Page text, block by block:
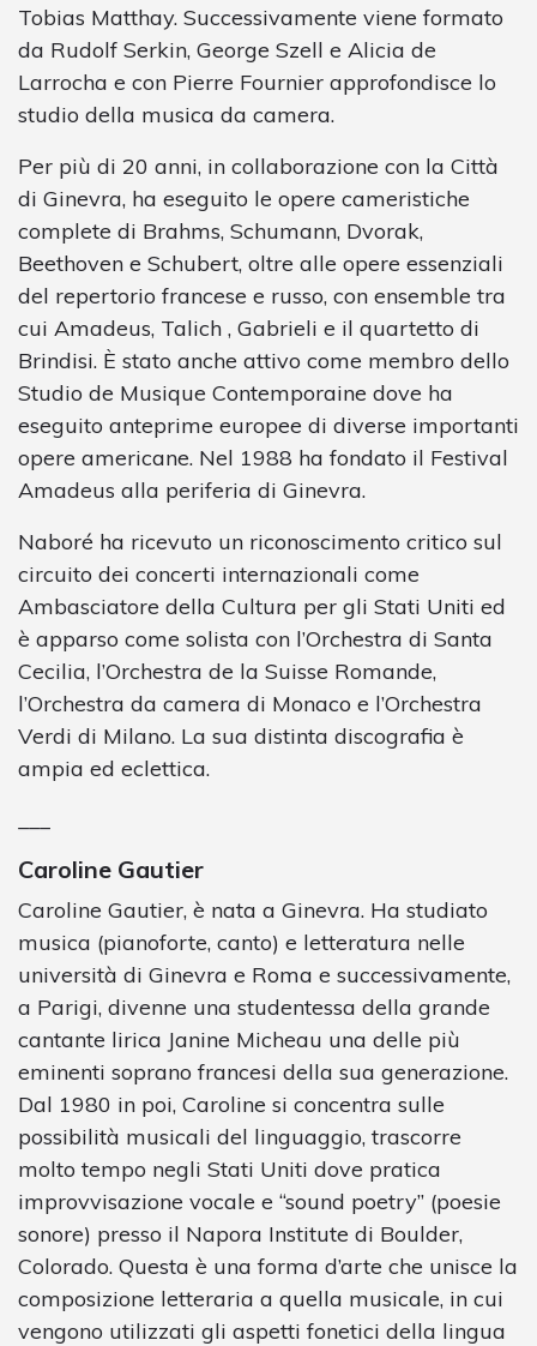
Tobias Matthay. Successivamente viene formato
da Rudolf Serkin, George Szell e Alicia de
Larrocha e con Pierre Fournier approfondisce lo
studio della musica da camera.
Per più di 20 anni, in collaborazione con la Città
di Ginevra, ha eseguito le opere cameristiche
complete di Brahms, Schumann, Dvorak,
Beethoven e Schubert, oltre alle opere essenziali
del repertorio francese e russo, con ensemble tra
cui Amadeus, Talich , Gabrieli e il quartetto di
Brindisi. È stato anche attivo come membro dello
Studio de Musique Contemporaine dove ha
eseguito anteprime europee di diverse importanti
opere americane. Nel 1988 ha fondato il Festival
Amadeus alla periferia di Ginevra.
Naboré ha ricevuto un riconoscimento critico sul
circuito dei concerti internazionali come
Ambasciatore della Cultura per gli Stati Uniti ed
è apparso come solista con l’Orchestra di Santa
Cecilia, l’Orchestra de la Suisse Romande,
l’Orchestra da camera di Monaco e l’Orchestra
Verdi di Milano. La sua distinta discografia è
ampia ed eclettica.
Caroline Gautier
Caroline Gautier, è nata a Ginevra. Ha studiato
musica (pianoforte, canto) e letteratura nelle
università di Ginevra e Roma e successivamente,
a Parigi, divenne una studentessa della grande
cantante lirica Janine Micheau una delle più
eminenti soprano francesi della sua generazione.
Dal 1980 in poi, Caroline si concentra sulle
possibilità musicali del linguaggio, trascorre
molto tempo negli Stati Uniti dove pratica
improvvisazione vocale e “sound poetry” (poesie
sonore) presso il Napora Institute di Boulder,
Colorado. Questa è una forma d’arte che unisce la
composizione letteraria a quella musicale, in cui
vengono utilizzati gli aspetti fonetici della lingua